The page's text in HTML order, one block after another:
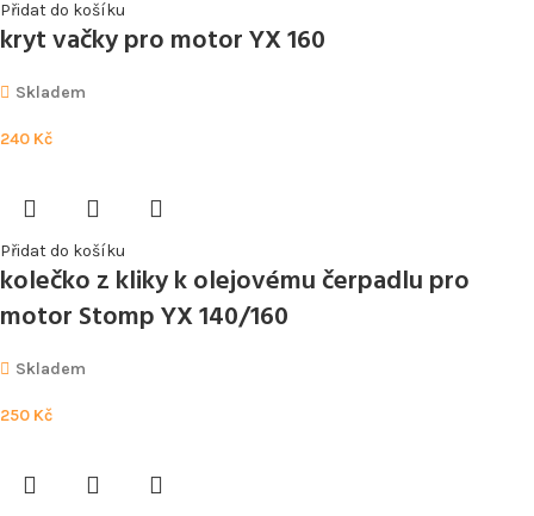
Přidat do košíku
kryt vačky pro motor YX 160
Skladem
240 Kč
Přidat do košíku
kolečko z kliky k olejovému čerpadlu pro
motor Stomp YX 140/160
Skladem
250 Kč